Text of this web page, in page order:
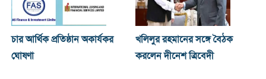
চার আর্থিক প্রতিষ্ঠান অকার্যকর
ঘোষণা
খ‌লিলুর রহমানের সঙ্গে বৈঠক
করলেন দীনেশ ত্রিবেদী